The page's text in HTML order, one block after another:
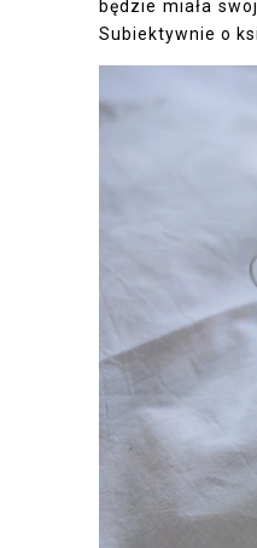
będzie miała
Subiektywnie o